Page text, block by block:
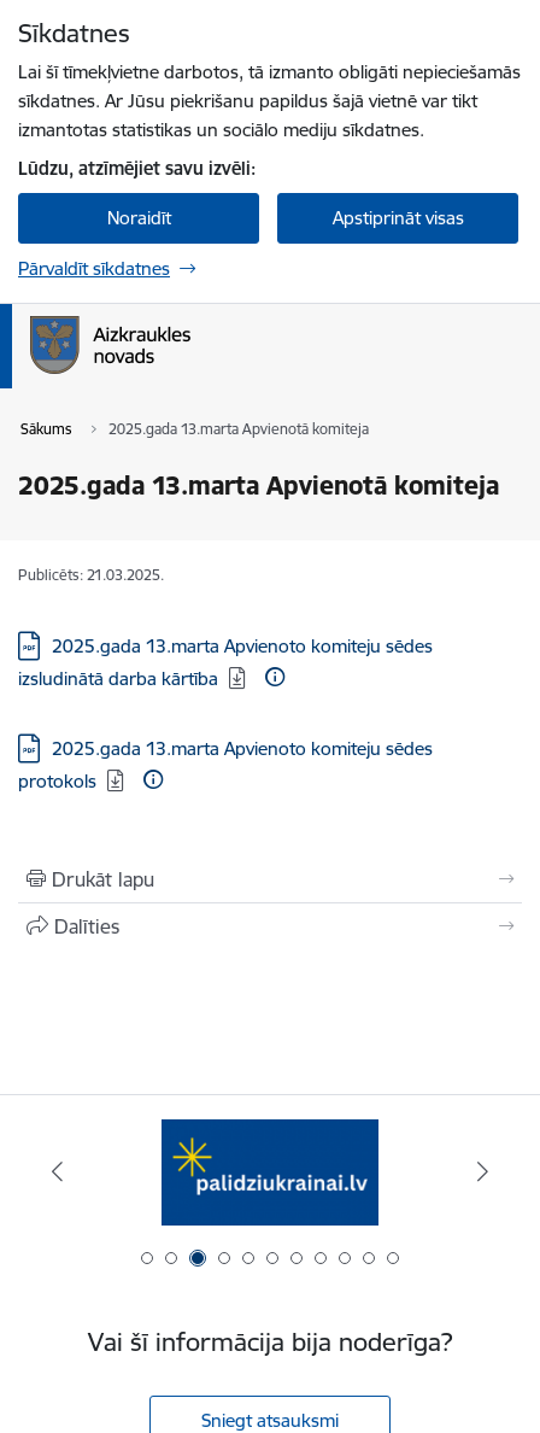
Sīkdatnes
Lai šī tīmekļvietne darbotos, tā izmanto obligāti nepieciešamās
sīkdatnes. Ar Jūsu piekrišanu papildus šajā vietnē var tikt
izmantotas statistikas un sociālo mediju sīkdatnes.
Lūdzu, atzīmējiet savu izvēli:
Noraidīt Apstiprināt visas
Pārvaldīt sīkdatnes
Sākums 2025.gada 13.marta Apvienotā komiteja
2025.gada 13.marta Apvienotā komiteja
Publicēts: 21.03.2025.
Lejupielādēt:
2025.gada 13.marta Apvienoto komiteju sēdes
izsludinātā darba kārtība
Lejupielādēt:
2025.gada 13.marta Apvienoto komiteju sēdes
protokols
Drukāt lapu
Dalīties
Vai šī informācija bija noderīga?
Sniegt atsauksmi